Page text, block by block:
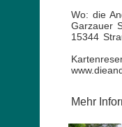
Wo: die
Garzauer
15344
Mehr